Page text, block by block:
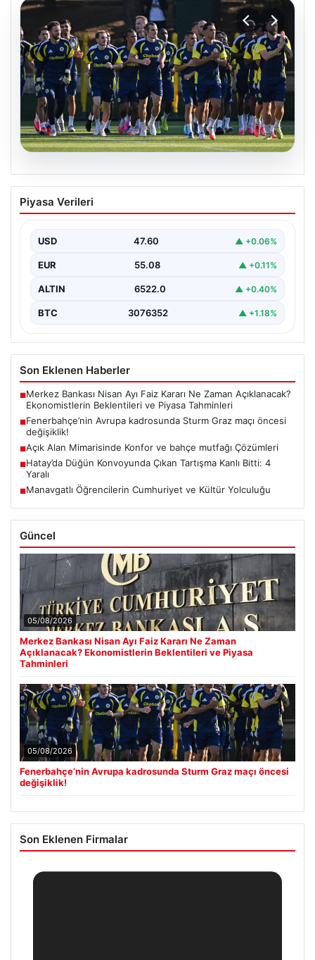
05.08.2026
Fenerbahçe’nin Avrupa kadrosunda
Sturm Graz maçı öncesi değişiklik!
Piyasa Verileri
USD 47.60 ▲ +0.06%
EUR 55.08 ▲ +0.11%
ALTIN 6522.0 ▲ +0.40%
BTC 3076352 ▲ +1.18%
Son Eklenen Haberler
■Merkez Bankası Nisan Ayı Faiz Kararı Ne Zaman Açıklanacak?
Ekonomistlerin Beklentileri ve Piyasa Tahminleri
■Fenerbahçe’nin Avrupa kadrosunda Sturm Graz maçı öncesi
değişiklik!
■Açık Alan Mimarisinde Konfor ve bahçe mutfağı Çözümleri
■Hatay’da Düğün Konvoyunda Çıkan Tartışma Kanlı Bitti: 4
Yaralı
■Manavgatlı Öğrencilerin Cumhuriyet ve Kültür Yolculuğu
Güncel
05/08/2026
Merkez Bankası Nisan Ayı Faiz Kararı Ne Zaman
Açıklanacak? Ekonomistlerin Beklentileri ve Piyasa
Tahminleri
05/08/2026
Fenerbahçe’nin Avrupa kadrosunda Sturm Graz maçı öncesi
değişiklik!
Son Eklenen Firmalar